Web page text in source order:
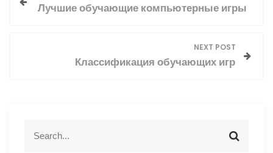
Лучшие обучающие компьютерные игры
NEXT POST
Классификация обучающих игр
S